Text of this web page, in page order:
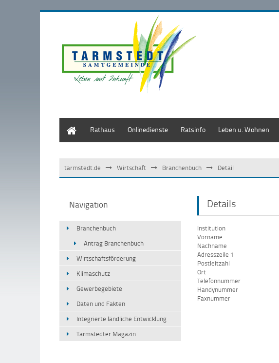
Rathaus Onlinedienste Ratsinfo Leben u. Wohnen
tarmstedt.de Wirtschaft Branchenbuch Detail
Navigation
Branchenbuch
Antrag Branchenbuch
Wirtschaftsförderung
Klimaschutz
Gewerbegebiete
Daten und Fakten
Integrierte ländliche Entwicklung
Tarmstedter Magazin
Details
Institution
Vorname
Nachname
Adresszeile 1
Postleitzahl
Ort
Telefonnummer
Handynummer
Faxnummer